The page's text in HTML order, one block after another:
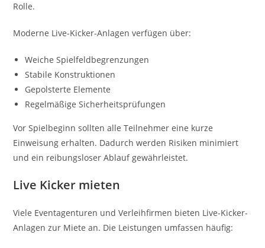
Rolle.
Moderne Live-Kicker-Anlagen verfügen über:
Weiche Spielfeldbegrenzungen
Stabile Konstruktionen
Gepolsterte Elemente
Regelmäßige Sicherheitsprüfungen
Vor Spielbeginn sollten alle Teilnehmer eine kurze
Einweisung erhalten. Dadurch werden Risiken minimiert
und ein reibungsloser Ablauf gewährleistet.
Live Kicker mieten
Viele Eventagenturen und Verleihfirmen bieten Live-Kicker-
Anlagen zur Miete an. Die Leistungen umfassen häufig: